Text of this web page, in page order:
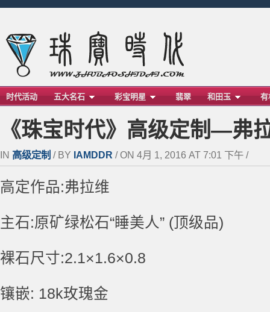
时代活动 五大名石 彩宝明星 翡翠 和田玉 有
《珠宝时代》高级定制—弗
IN 高级定制 / BY IAMDDR / ON 4月 1, 2016 AT 7:01 下午 /
高定作品:弗拉维
主石:原矿绿松石“睡美人” (顶级品)
裸石尺寸:2.1×1.6×0.8
镶嵌: 18k玫瑰金